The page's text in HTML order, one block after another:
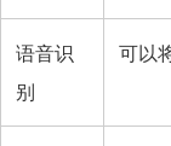
语音识
别
可以